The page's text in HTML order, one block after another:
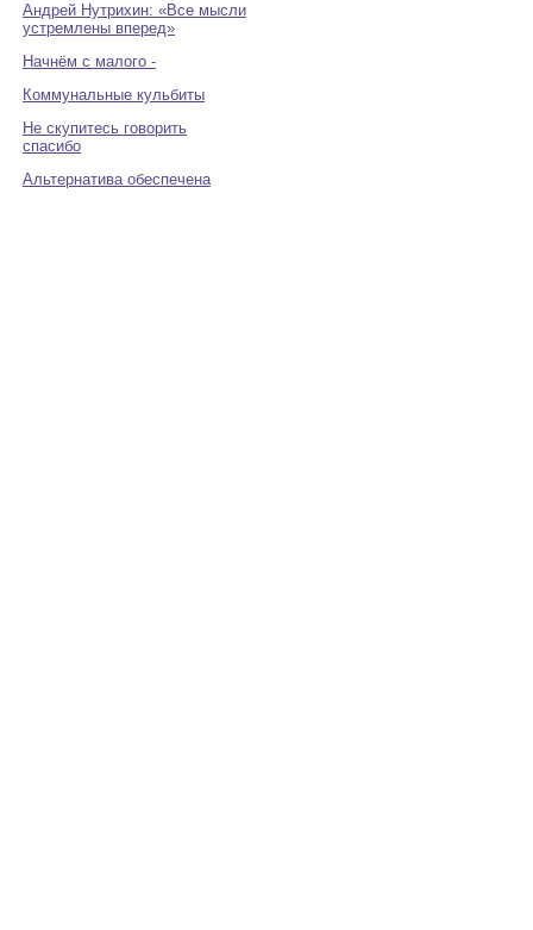
Андрей Нутрихин: «Все мысли
устремлены вперед»
Начнём с малого -
Коммунальные кульбиты
Не скупитесь говорить
спасибо
Альтернатива обеспечена